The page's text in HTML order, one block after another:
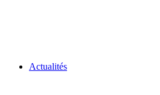
Actualités